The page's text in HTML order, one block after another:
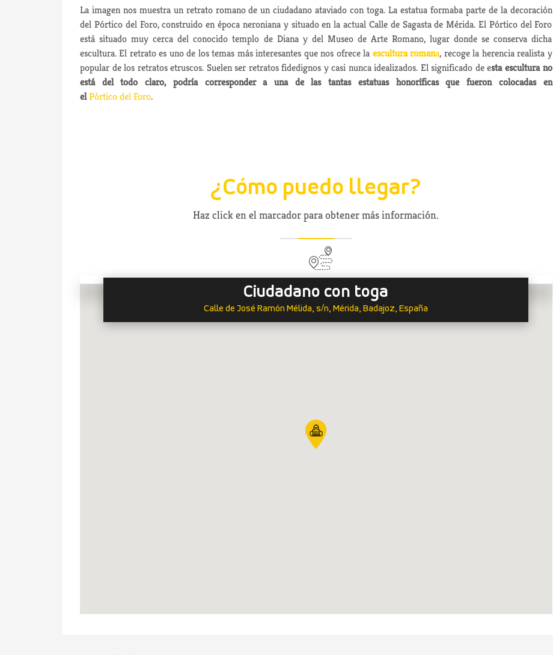
La imagen nos muestra un retrato romano de un ciudadano ataviado con toga. La estatua formaba parte de la decoración
del Pórtico del Foro, construido en época neroniana y situado en la actual Calle de Sagasta de Mérida. El Pórtico del Foro
está situado muy cerca del conocido templo de Diana y del Museo de Arte Romano, lugar donde se conserva dicha
escultura. El retrato es uno de los temas más interesantes que nos ofrece la escultura romana, recoge la herencia realista y
popular de los retratos etruscos. Suelen ser retratos fidedignos y casi nunca idealizados. El significado de esta escultura no
está del todo claro, podría corresponder a una de las tantas estatuas honoríficas que fueron colocadas en
elPórtico del Foro.
¿Cómo puedo llegar?
Haz click en el marcador para obtener más información.
Ciudadano con toga
Calle de José Ramón Mélida, s/n, Mérida, Badajoz, España